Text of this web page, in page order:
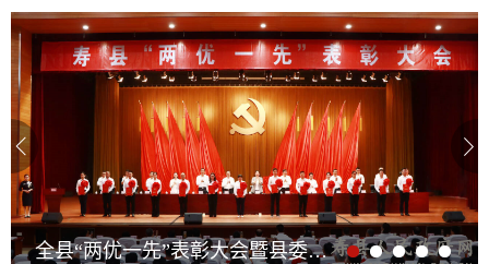
全县“两优一先”表彰大会暨县委树立和践行正确政绩观学习教育专题党课报告会举行